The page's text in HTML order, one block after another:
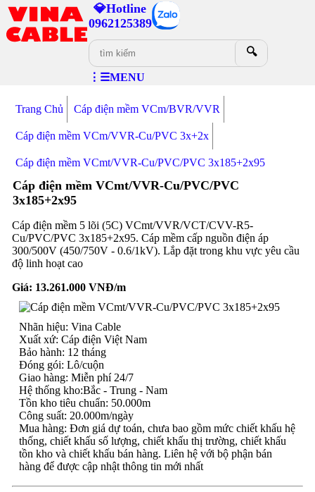
💎Hotline
0962125389
🔍
⋮☰MENU
Trang Chủ Cáp điện mềm VCm/BVR/VVR
Cáp điện mềm VCm/VVR-Cu/PVC 3x+2x
Cáp điện mềm VCmt/VVR-Cu/PVC/PVC 3x185+2x95
Cáp điện mềm VCmt/VVR-Cu/PVC/PVC
3x185+2x95
Cáp điện mềm 5 lõi (5C) VCmt/VVR/VCT/CVV-R5-
Cu/PVC/PVC 3x185+2x95. Cáp mềm cấp nguồn điện áp
300/500V (450/750V - 0.6/1kV). Lắp đặt trong khu vực yêu cầu
độ linh hoạt cao
Giá: 13.261.000VNĐ/m
Nhãn hiệu: Vina Cable
Xuất xứ: Cáp điện Việt Nam
Bảo hành: 12 tháng
Đóng gói: Lô/cuộn
Giao hàng: Miễn phí 24/7
Hệ thống kho:Bắc - Trung - Nam
Tồn kho tiêu chuẩn: 50.000m
Công suất: 20.000m/ngày
Mua hàng: Đơn giá dự toán, chưa bao gồm mức chiết khấu hệ
thống, chiết khấu số lượng, chiết khấu thị trường, chiết khấu
tồn kho và chiết khấu bán hàng. Liên hệ với bộ phận bán
hàng để được cập nhật thông tin mới nhất